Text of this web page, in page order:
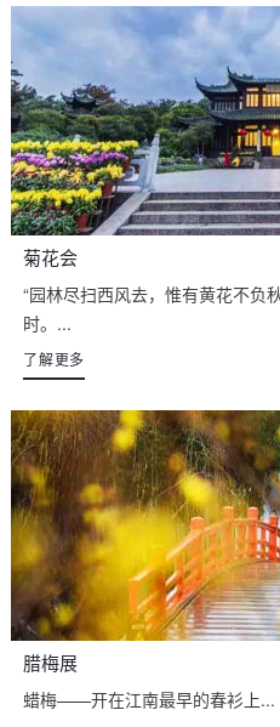
菊花会
“园林尽扫西风去，惟有黄花不负
时。...
了解更多
腊梅展
蜡梅——开在江南最早的春衫上...